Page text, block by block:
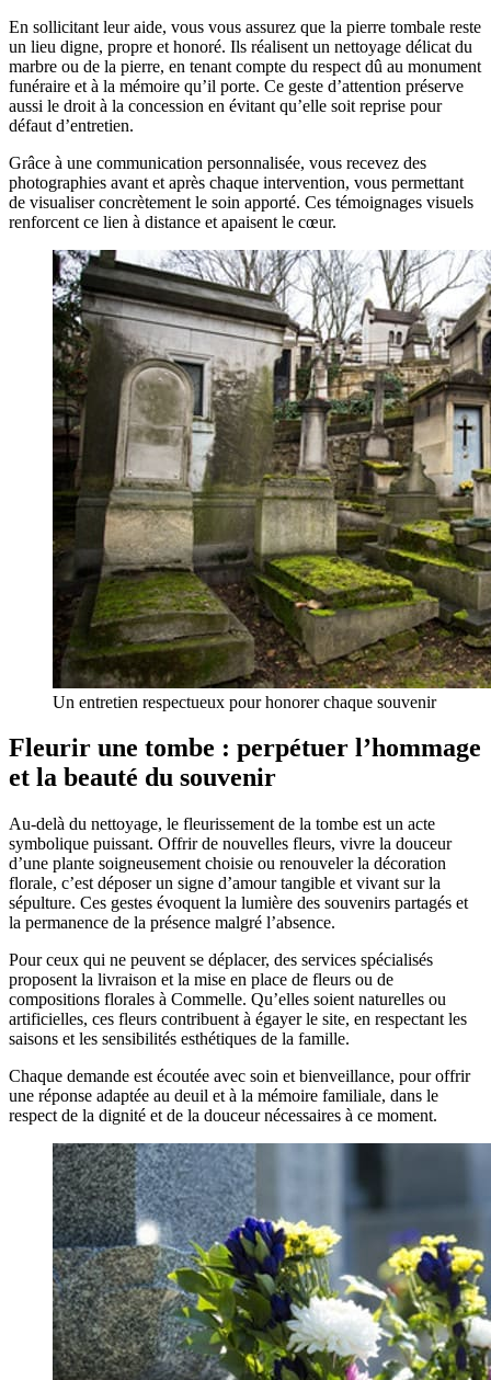
En sollicitant leur aide, vous vous assurez que la pierre tombale reste
un lieu digne, propre et honoré. Ils réalisent un nettoyage délicat du
marbre ou de la pierre, en tenant compte du respect dû au monument
funéraire et à la mémoire qu’il porte. Ce geste d’attention préserve
aussi le droit à la concession en évitant qu’elle soit reprise pour
défaut d’entretien.
Grâce à une communication personnalisée, vous recevez des
photographies avant et après chaque intervention, vous permettant
de visualiser concrètement le soin apporté. Ces témoignages visuels
renforcent ce lien à distance et apaisent le cœur.
Un entretien respectueux pour honorer chaque souvenir
Fleurir une tombe : perpétuer l’hommage
et la beauté du souvenir
Au-delà du nettoyage, le fleurissement de la tombe est un acte
symbolique puissant. Offrir de nouvelles fleurs, vivre la douceur
d’une plante soigneusement choisie ou renouveler la décoration
florale, c’est déposer un signe d’amour tangible et vivant sur la
sépulture. Ces gestes évoquent la lumière des souvenirs partagés et
la permanence de la présence malgré l’absence.
Pour ceux qui ne peuvent se déplacer, des services spécialisés
proposent la livraison et la mise en place de fleurs ou de
compositions florales à Commelle. Qu’elles soient naturelles ou
artificielles, ces fleurs contribuent à égayer le site, en respectant les
saisons et les sensibilités esthétiques de la famille.
Chaque demande est écoutée avec soin et bienveillance, pour offrir
une réponse adaptée au deuil et à la mémoire familiale, dans le
respect de la dignité et de la douceur nécessaires à ce moment.